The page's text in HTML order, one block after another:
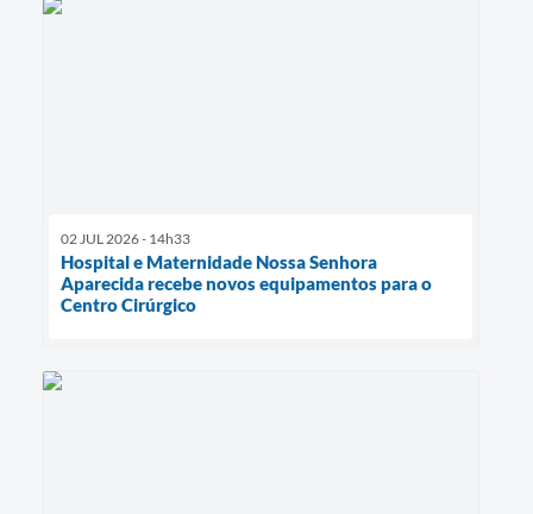
02 JUL 2026 - 14h33
Hospital e Maternidade Nossa Senhora
Aparecida recebe novos equipamentos para o
Centro Cirúrgico